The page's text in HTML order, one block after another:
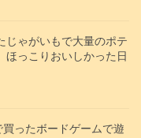
じゃがいもで大量のポテ
ほっこりおいしかった日
ったボードゲームで遊